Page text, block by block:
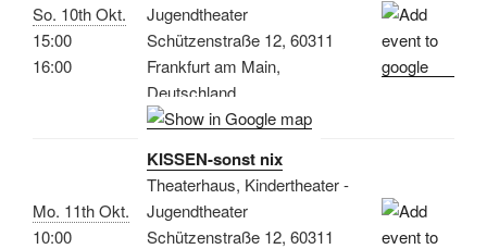
So. 10th Okt.
15:00
16:00
Jugendtheater
Schützenstraße 12, 60311
Frankfurt am Main,
Deutschland
Mo. 11th Okt.
10:00
KISSEN-sonst nix
Theaterhaus, Kindertheater -
Jugendtheater
Schützenstraße 12, 60311